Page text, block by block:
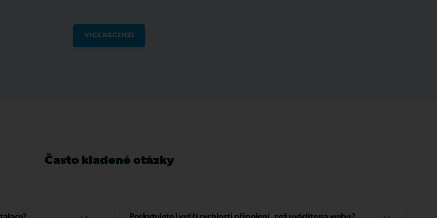
VÍCE RECENZÍ
Často kladené otázky